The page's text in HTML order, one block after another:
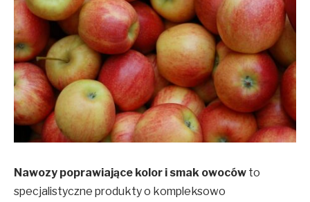
Nawozy poprawiające kolor i smak owoców to
specjalistyczne produkty o kompleksowo